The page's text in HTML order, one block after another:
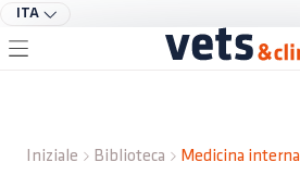
ITA
Iniziale Biblioteca Medicina interna